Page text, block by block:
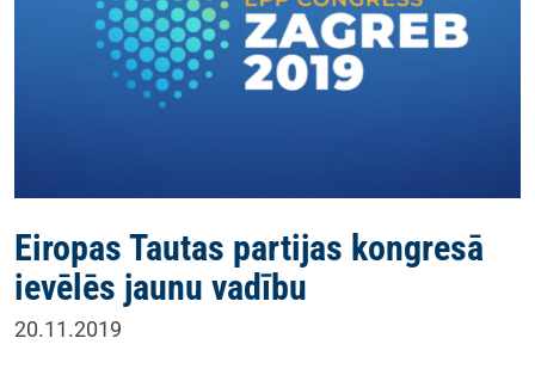
Eiropas Tautas partijas kongresā
ievēlēs jaunu vadību
20.11.2019